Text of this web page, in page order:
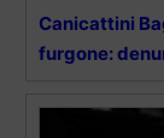
Canicattini
furgone: